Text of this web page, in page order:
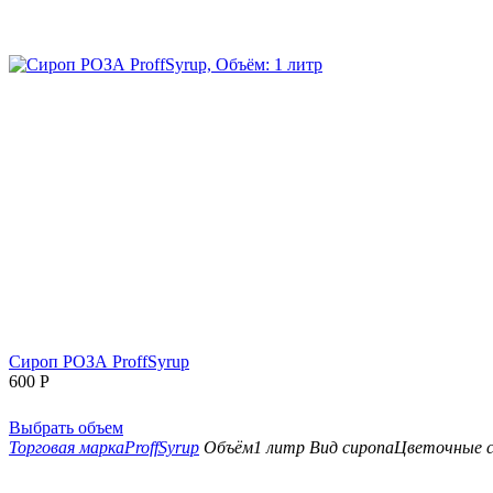
Сироп РОЗА ProffSyrup
600 Р
Выбрать объем
Торговая маркаProffSyrup Объём1 литр Вид сиропаЦветочные